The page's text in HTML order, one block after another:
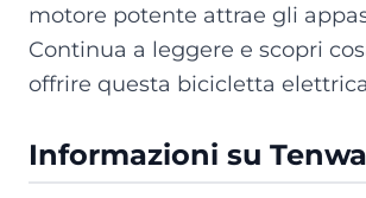
motore potente attrae gli
Continua a leggere e scopri
offrire questa bicicletta
Informazioni su